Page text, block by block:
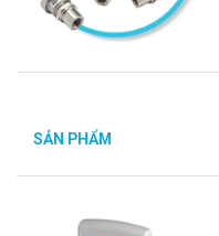
SẢN PHẨM